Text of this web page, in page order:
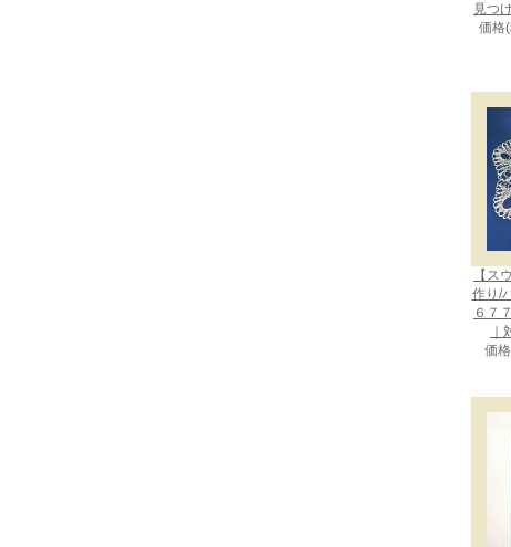
見つ
価格
【ス
作り/
６７
価